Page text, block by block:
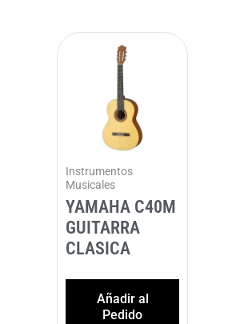
Instrumentos
Musicales
YAMAHA C40M
GUITARRA
CLASICA
Añadir al
Pedido